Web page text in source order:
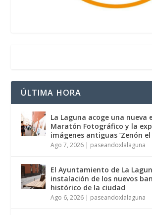
ÚLTIMA HORA
La Laguna acoge una nueva
Maratón Fotográfico y la
imágenes antiguas ‘Zenón
Ago 7, 2026 | paseandoxlalaguna
El Ayuntamiento de La
instalación de los nuevos
histórico de la ciudad
Ago 6, 2026 | paseandoxlalaguna